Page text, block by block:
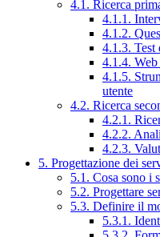
4.1. Ricerca
4.1.1.
4.1.2.
4.1.3. Test
4.1.4.
4.1.5.
utente
4.2. Ricerca
4.2.1.
4.2.2.
4.2.3.
5. Progettazione dei
5.1. Cosa sono i
5.2. Progettare
5.3. Definire il
5.3.1.